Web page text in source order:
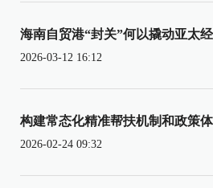
海南自贸港“封关”何以撬动亚太
2026-03-12 16:12
构建常态化精准帮扶机制和政策
2026-02-24 09:32